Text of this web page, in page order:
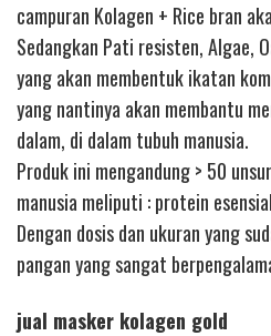
campuran Kolagen + Rice bran
Sedangkan Pati resisten, Algae,
yang akan membentuk ikatan
yang nantinya akan membantu
dalam, di dalam tubuh manusia.
Produk ini mengandung > 50
manusia meliputi : protein
Dengan dosis dan ukuran yang
pangan yang sangat
jual masker kolagen gold